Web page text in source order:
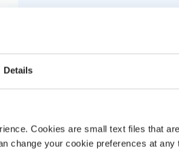
Details
Cookies are small text files that
change your cookie preferences at any